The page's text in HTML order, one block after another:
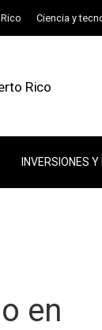
Ciencia y
INVERSIONES
en